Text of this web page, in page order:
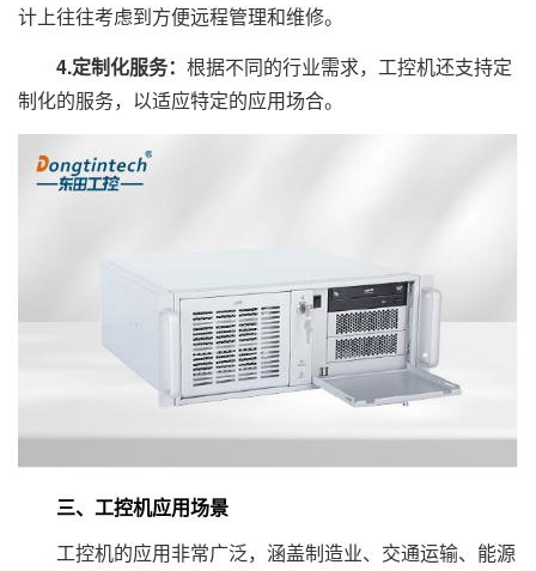
计上往往考虑到方便远程管理和维修。
4.定制化服务： 根据不同的行业需求，工控机还支持定
制化的服务，以适应特定的应用场合。
三、工控机应用场景
工控机的应用非常广泛，涵盖制造业、交通运输、能源